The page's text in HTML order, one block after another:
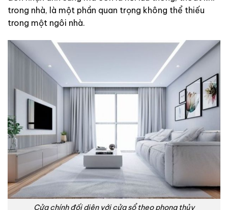
trong nhà, là một phần quan trọng không thể thiếu
trong một ngôi nhà.
Cửa chính đối diện với cửa sổ theo phong thủy